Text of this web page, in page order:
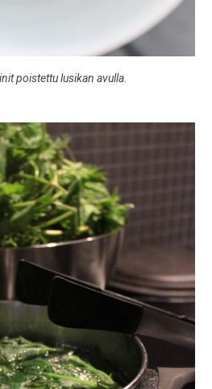
poistettu lusikan avulla.